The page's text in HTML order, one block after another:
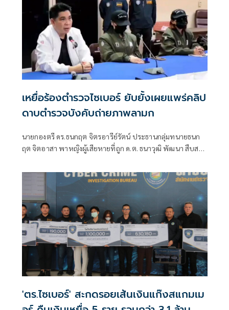
รอง ผบก.สอท1. พ.ต.อ.รุ่งเลิศ คันธจันทร์ ผกก.1 บก.สอท.
เหยื่อร้องตำรวจไซเบอร์ ยับยั้งเผยแพร่คลิป
ดาบตำรวจบังคับถ่ายภาพลามก
นายกองตรี ดร.ธนกฤต จิตรอารีย์รัตน์ ประธานกลุ่มทนายธนก
ฤต จิตอาสา พาหญิงผู้เสียหายที่ถูก ด.ต. ธนาวุฒิ พัฒนา สืบสวน
เอกสารแจ้งความกับ พ.ต.อ.กู้เกียรติ วงษ์พันธ์ ผกก.2 บก.สอท.5
'ตร.ไซเบอร์' สะกดรอยเส้นเงินแก๊งสแกมเม